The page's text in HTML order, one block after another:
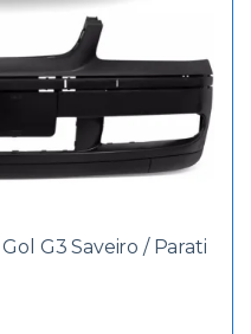
G3 Saveiro / Parati